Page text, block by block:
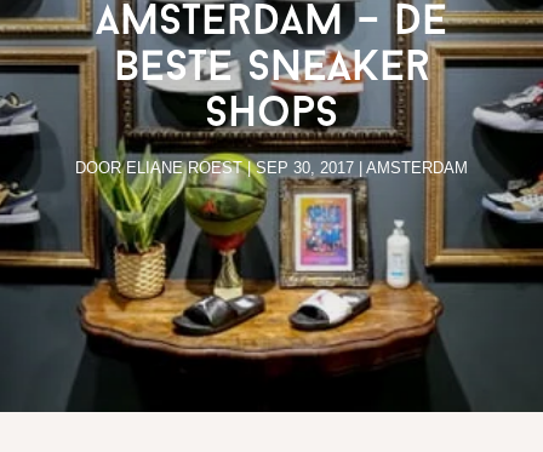
Amsterdam – de
beste sneaker
shops
DOORELIANE ROEST|SEP 30, 2017 AMSTERDAM